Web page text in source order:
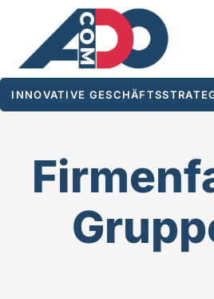
INNOVATIVE